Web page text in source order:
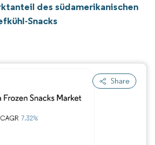
des südamerikanischen
Snacks
Share